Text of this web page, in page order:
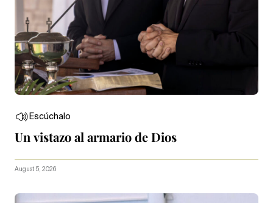
Escúchalo
Un vistazo al armario de Dios
August 5, 2026